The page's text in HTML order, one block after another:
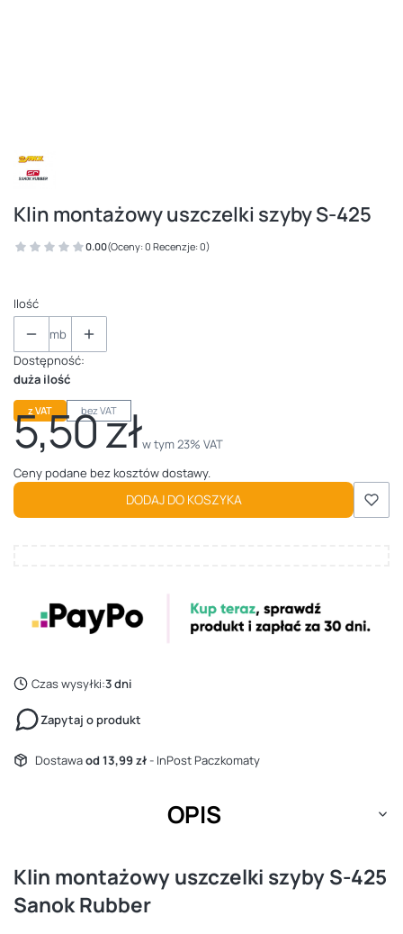
Klin montażowy uszczelki szyby S-425
0.00(Oceny: 0 Recenzje: 0)
Ilość
mb
Dostępność:
duża ilość
z VAT bez VAT
Cena
5,50 złw tym 23% VAT
w tym23% VAT
Ceny podane bez kosztów dostawy.
DODAJ DO KOSZYKA
Czas wysyłki:3 dni
Zapytaj o produkt
Dostawaod 13,99 zł- InPost Paczkomaty
OPIS
Klin montażowy uszczelki szyby S-425
Sanok Rubber